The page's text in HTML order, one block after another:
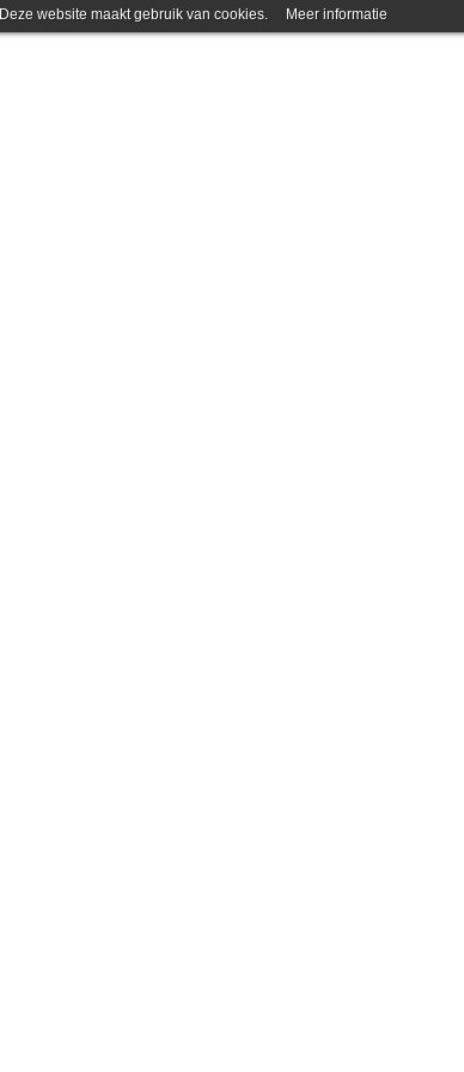
Deze website maakt gebruik van cookies. Meer informatie